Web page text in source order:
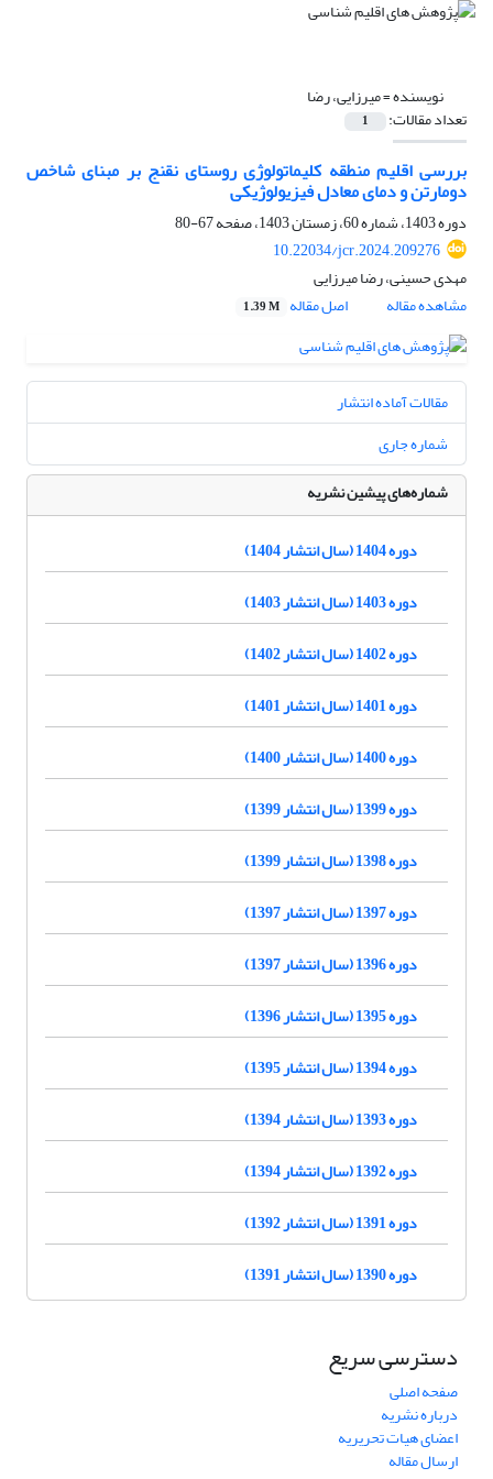
نویسنده =میرزایی، رضا
تعداد مقالات: 1
بررسی اقلیم منطقه کلیماتولوژی روستای نقنج بر مبنای شاخص
دومارتن و دمای معادل فیزیولوژیکی
دوره 1403، شماره 60، زمستان 1403، صفحه
67-80
10.22034/jcr.2024.209276
مهدی حسینی، رضا میرزایی
مشاهده مقاله
اصل مقاله 1.39 M
مقالات آماده انتشار
شماره جاری
شماره‌های پیشین نشریه
دوره 1404 (سال انتشار 1404)
دوره 1403 (سال انتشار 1403)
دوره 1402 (سال انتشار 1402)
دوره 1401 (سال انتشار 1401)
دوره 1400 (سال انتشار 1400)
دوره 1399 (سال انتشار 1399)
دوره 1398 (سال انتشار 1399)
دوره 1397 (سال انتشار 1397)
دوره 1396 (سال انتشار 1397)
دوره 1395 (سال انتشار 1396)
دوره 1394 (سال انتشار 1395)
دوره 1393 (سال انتشار 1394)
دوره 1392 (سال انتشار 1394)
دوره 1391 (سال انتشار 1392)
دوره 1390 (سال انتشار 1391)
دسترسی سریع
صفحه اصلی
درباره نشریه
اعضای هیات تحریریه
ارسال مقاله